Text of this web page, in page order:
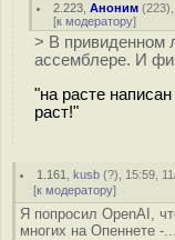
2.223 ,Аноним (223
[к модератору]
> В привиденном
ассемблере. И
"на расте
раст!"
1.161 ,kusb (?), 15:59,
[к модератору]
Я попросил OpenAI,
многих на Опеннете -...